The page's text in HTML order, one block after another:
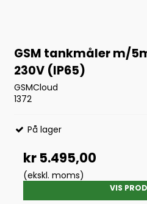
GSM tankmåler m/
230V (IP65)
GSMCloud
1372
På lager
kr 5.495,00
(ekskl. moms)
VIS